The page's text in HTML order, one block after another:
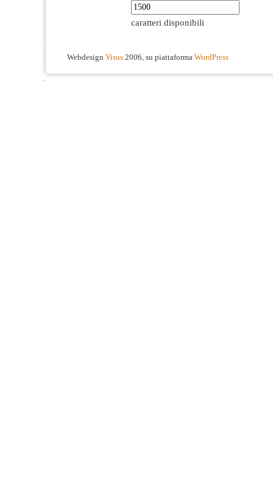
caratteri disponibili
Webdesign Visus 2006, su piattaforma WordPress